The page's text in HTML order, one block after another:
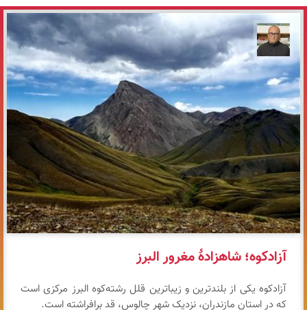
مازیار ذاکری
آزادکوه؛ شاهزادهٔ مغرور البرز
آزادکوه یکی از بلندترین و زیباترین قلل رشته‌کوه البرز مرکزی است
که در استان مازندران، نزدیک شهر چالوس، قد برافراشته است.